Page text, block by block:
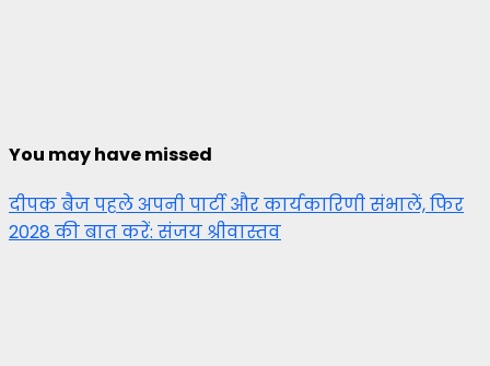
You may have missed
दीपक बैज पहले अपनी पार्टी और कार्यकारिणी संभालें, फिर
2028 की बात करें: संजय श्रीवास्तव